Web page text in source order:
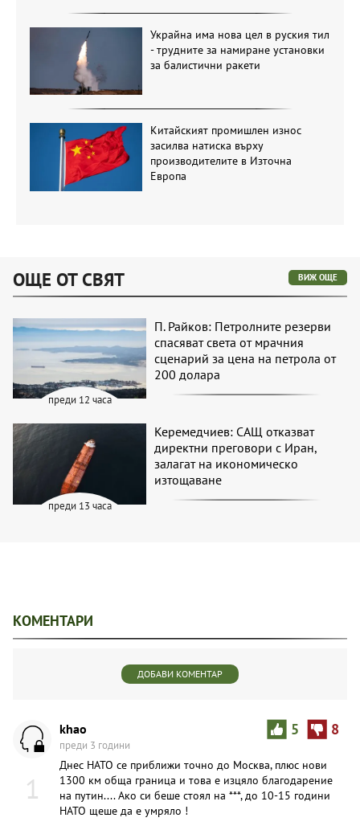
Украйна има нова цел в руския тил
- трудните за намиране установки
за балистични ракети
Китайският промишлен износ
засилва натиска върху
производителите в Източна
Европа
ОЩЕ ОТ СВЯТ ВИЖ ОЩЕ
преди 12 часа
П. Райков: Петролните резерви
спасяват света от мрачния
сценарий за цена на петрола от
200 долара
преди 13 часа
Керемедчиев: САЩ отказват
директни преговори с Иран,
залагат на икономическо
изтощаване
КОМЕНТАРИ
ДОБАВИ КОМЕНТАР
1
5 8
khao
преди 3 години
Днес НАТО се приближи точно до Москва, плюс нови
1300 км обща граница и това е изцяло благодарение
на путин.... Ако си беше стоял на ***, до 10-15 години
НАТО щеше да е умряло !